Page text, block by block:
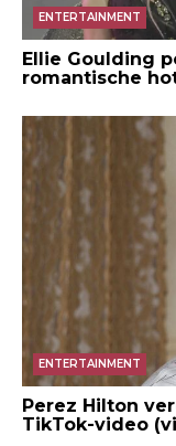
ENTERTAINMENT
Ellie Goulding
romantische
ENTERTAINMENT
Perez Hilton
TikTok-video